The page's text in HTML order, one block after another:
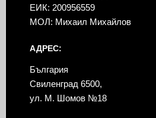
ЕИК: 200956559
МОЛ: Михаил Михайлов
АДРЕС:
България
Свиленград 6500,
ул. М. Шомов №18